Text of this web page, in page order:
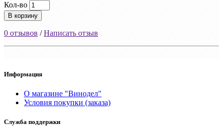
Кол-во
В корзину
0 отзывов /Написать отзыв
Информация
О магазине "Винодел"
Условия покупки (заказа)
Служба поддержки